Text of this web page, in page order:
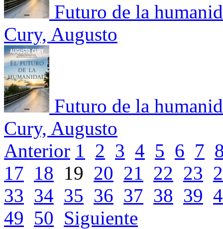
Futuro de la
Cury, Augusto
Futuro de la
Cury, Augusto
Anterior 1 2 3 4 5 6 7
17 18 19 20 21 22 23
33 34 35 36 37 38 39
49 50 Siguiente